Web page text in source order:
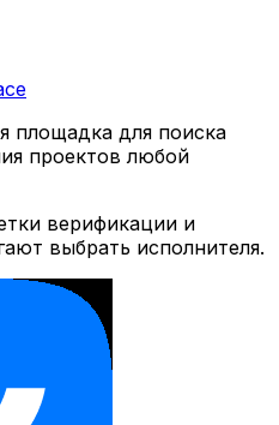
площадка для поиска
проектов любой
верификации и
выбрать исполнителя.